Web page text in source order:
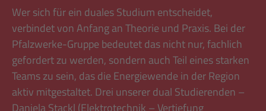
Wer sich für ein duales Studium entscheidet,
verbindet von Anfang an Theorie und Praxis. Bei der
Pfalzwerke-Gruppe bedeutet das nicht nur, fachlich
gefordert zu werden, sondern auch Teil eines starken
Teams zu sein, das die Energiewende in der Region
aktiv mitgestaltet. Drei unserer dual Studierenden –